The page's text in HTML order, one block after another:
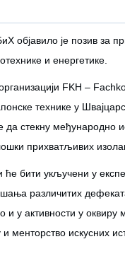
објавило је позив за
и енергетике.
FKH –
технике у
да стекну
прихватљивих
ће бити укључени у
различитих
и у активности у
менторство искусних